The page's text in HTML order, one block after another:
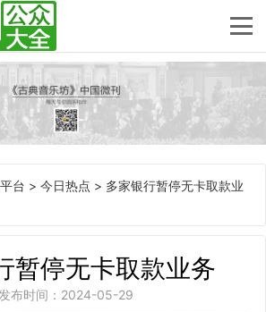
台 > 今日热点 > 多家银行暂停无卡取款业
暂停无卡取款业务
发布时间：2024-05-29